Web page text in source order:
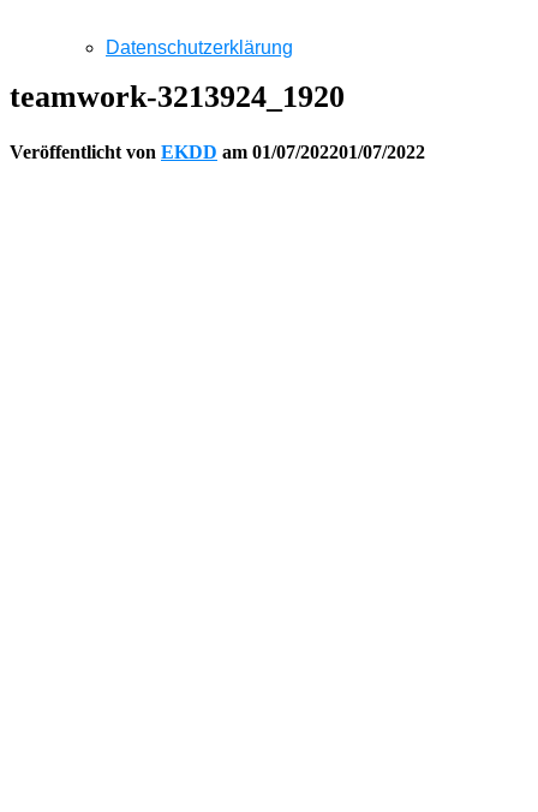
Datenschutzerklärung
teamwork-3213924_1920
Veröffentlicht von EKDD am 01/07/202201/07/2022